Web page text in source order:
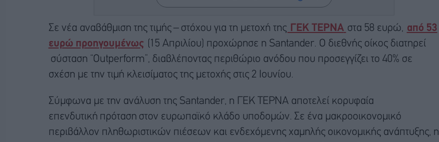
Σε νέα αναβάθμιση της τιμής – στόχου για τη μετοχή της ΓΕΚ ΤΕΡΝΑ στα 58 ευρώ, από 53
ευρώ προηγουμένως
(15 Απριλίου) προχώρησε η Santander. Ο διεθνής οίκος διατηρεί
σύσταση “Outperform”, διαβλέποντας περιθώριο ανόδου που προσεγγίζει το 40% σε
σχέση με την τιμή κλεισίματος της μετοχής στις 2 Ιουνίου.
Σύμφωνα με την ανάλυση της Santander, η ΓΕΚ ΤΕΡΝΑ αποτελεί κορυφαία
επενδυτική πρόταση στον ευρωπαϊκό κλάδο υποδομών. Σε ένα μακροοικονομικό
περιβάλλον πληθωριστικών πιέσεων και ενδεχόμενης χαμηλής οικονομικής ανάπτυξης, η